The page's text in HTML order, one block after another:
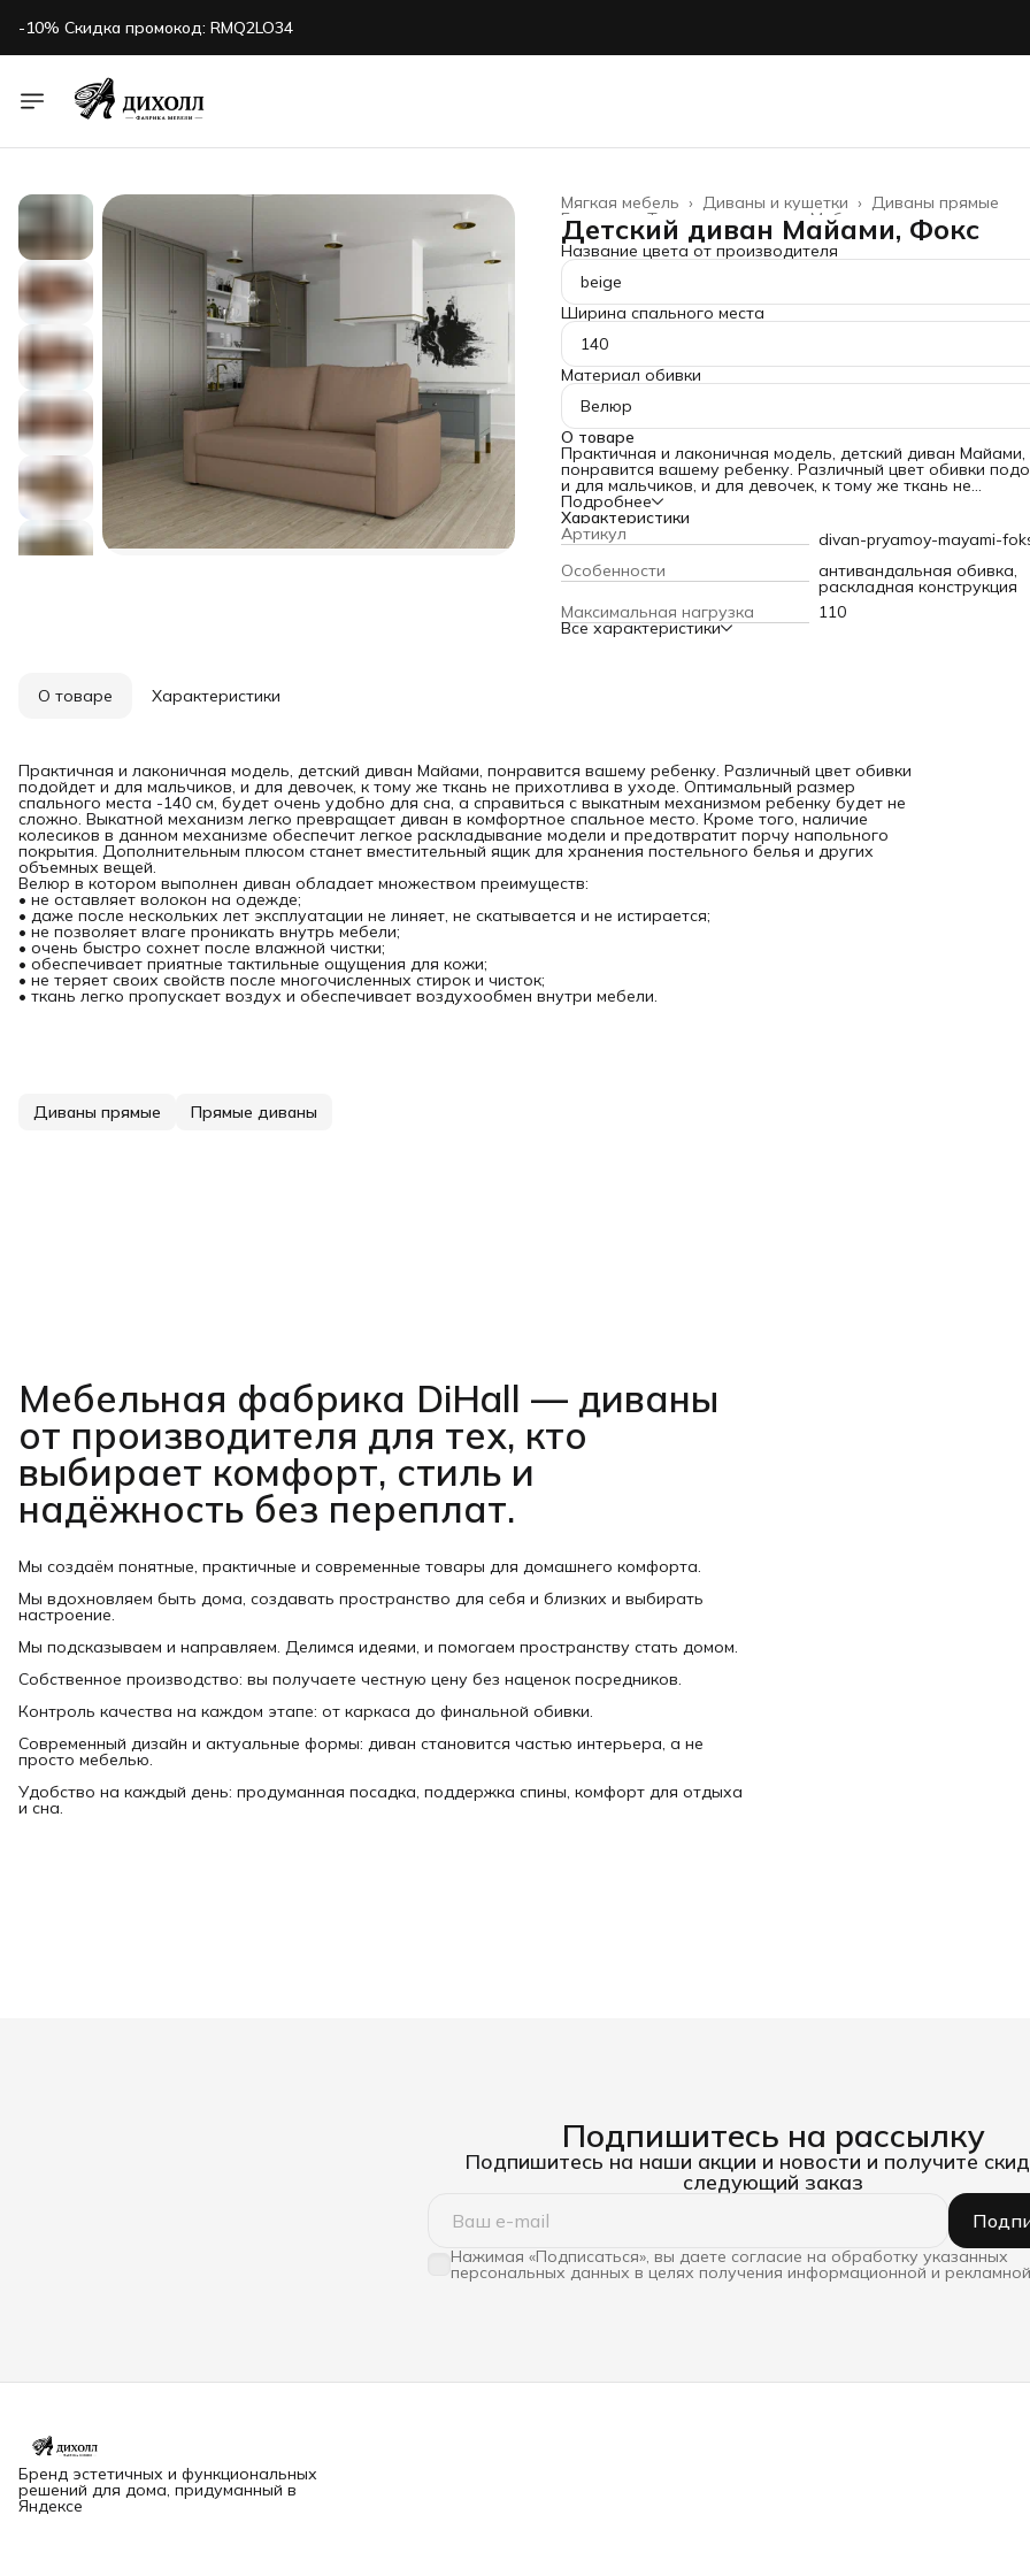
-10% Скидка промокод: RMQ2LO34
Диваны прямые
Диваны и кушетки ›
Мягкая мебель ›
Мебель
Товары для дома ›
Главная
Детский диван Майами, Фокс
Название цвета от производителя
beige
Ширина спального места
140
Материал обивки
Велюр
О товаре
Практичная и лаконичная модель, детский диван Майами,
понравится вашему ребенку. Различный цвет обивки
и для мальчиков, и для девочек, к тому же ткань не
прихотлива в уходе. Оптимальный размер спального места
-140 см, будет очень удобно для сна, а справиться с
механизмом ребенку будет не сложно. Выкатной
легко превращает диван в комфортное спальное место.
того, наличие колесиков в данном механизме обеспечит
легкое раскладывание модели и предотвратит порчу
напольного покрытия. Дополнительным плюсом станет
вместительный ящик для хранения постельного белья и
других объемных вещей.
• обеспечивает приятные тактильные ощущения для кожи;
• не теряет своих свойств после многочисленных стирок и
чисток;
• ткань легко пропускает воздух и обеспечивает
воздухообмен внутри мебели.
Подробнее
Характеристики
Артикул
divan-pryamoy-mayami-
Особенности
антивандальная обивка,
раскладная конструкция
Максимальная нагрузка
110
Все характеристики
О товаре Характеристики
Практичная и лаконичная модель, детский диван Майами, понравится вашему ребенку. Различный цвет обивки
подойдет и для мальчиков, и для девочек, к тому же ткань не прихотлива в уходе. Оптимальный размер
спального места -140 см, будет очень удобно для сна, а справиться с выкатным механизмом ребенку будет не
сложно. Выкатной механизм легко превращает диван в комфортное спальное место. Кроме того, наличие
колесиков в данном механизме обеспечит легкое раскладывание модели и предотвратит порчу напольного
покрытия. Дополнительным плюсом станет вместительный ящик для хранения постельного белья и других
объемных вещей.
Велюр в котором выполнен диван обладает множеством преимуществ:
• не оставляет волокон на одежде;
• даже после нескольких лет эксплуатации не линяет, не скатывается и не истирается;
• не позволяет влаге проникать внутрь мебели;
• очень быстро сохнет после влажной чистки;
• обеспечивает приятные тактильные ощущения для кожи;
• не теряет своих свойств после многочисленных стирок и чисток;
• ткань легко пропускает воздух и обеспечивает воздухообмен внутри мебели.
Диваны прямые Прямые диваны
Мебельная фабрика DiHall — диваны
от производителя для тех, кто
выбирает комфорт, стиль и
надёжность без переплат.
Мы создаём понятные, практичные и современные товары для домашнего комфорта.
Мы вдохновляем быть дома, создавать пространство для себя и близких и выбирать
настроение.
Мы подсказываем и направляем. Делимся идеями, и помогаем пространству стать домом.
Собственное производство: вы получаете честную цену без наценок посредников.
Контроль качества на каждом этапе: от каркаса до финальной обивки.
Современный дизайн и актуальные формы: диван становится частью интерьера, а не
просто мебелью.
Удобство на каждый день: продуманная посадка, поддержка спины, комфорт для отдыха
и сна.
Подпишитесь на рассылку
Подпишитесь на наши акции и новости и получите
следующий заказ
Нажимая «Подписаться», вы даете согласие на обработку указанных
персональных данных в целях получения информационной и
Бренд эстетичных и функциональных
решений для дома, придуманный в
Яндексе